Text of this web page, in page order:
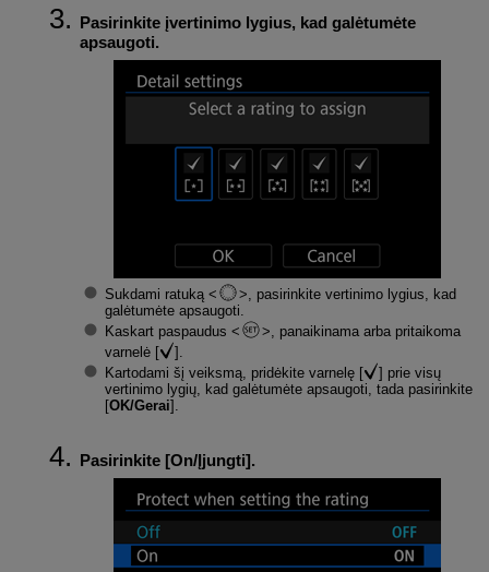
Pasirinkite įvertinimo lygius, kad galėtumėte
apsaugoti.
Sukdami ratuką
, pasirinkite vertinimo lygius, kad
galėtumėte apsaugoti.
Kaskart paspaudus
, panaikinama arba pritaikoma
varnelė [
].
Kartodami šį veiksmą, pridėkite varnelę [
] prie visų
vertinimo lygių, kad galėtumėte apsaugoti, tada pasirinkite
[OK/Gerai].
Pasirinkite [On/Įjungti].